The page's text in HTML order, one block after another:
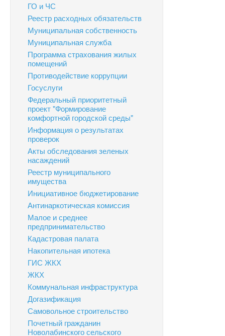
ГО и ЧС
Реестр расходных обязательств
Муниципальная собственность
Муниципальная служба
Программа страхования жилых
помещений
Противодействие коррупции
Госуслуги
Федеральный приоритетный
проект "Формирование
комфортной городской среды"
Информация о результатах
проверок
Акты обследования зеленых
насаждений
Реестр муниципального
имущества
Инициативное бюджетирование
Антинаркотическая комиссия
Малое и среднее
предпринимательство
Кадастровая палата
Накопительная ипотека
ГИС ЖКХ
ЖКХ
Коммунальная инфраструктура
Догазификация
Самовольное строительство
Почетный гражданин
Новолабинского сельского